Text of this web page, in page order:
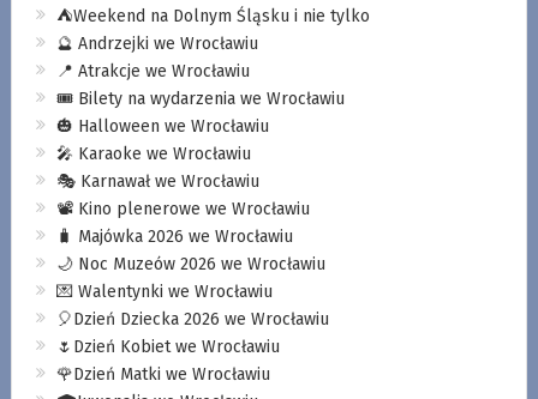
⛺️Weekend na Dolnym Śląsku i nie tylko
🔮 Andrzejki we Wrocławiu
📍 Atrakcje we Wrocławiu
🎟️ Bilety na wydarzenia we Wrocławiu
🎃 Halloween we Wrocławiu
🎤 Karaoke we Wrocławiu
🎭 Karnawał we Wrocławiu
📽️ Kino plenerowe we Wrocławiu
🧳 Majówka 2026 we Wrocławiu
🌙 Noc Muzeów 2026 we Wrocławiu
💌 Walentynki we Wrocławiu
🎈Dzień Dziecka 2026 we Wrocławiu
🌷Dzień Kobiet we Wrocławiu
🌹Dzień Matki we Wrocławiu